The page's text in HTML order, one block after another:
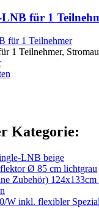
für 1
1 Teilnehmer,
Kategorie:
LNB beige
Ø 85 cm lichtgrau
Zubehör)
W inkl. flexibler